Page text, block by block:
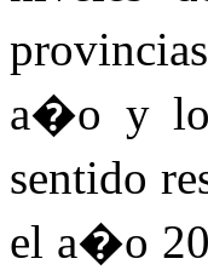
a�o y lo
sentido
el a�o